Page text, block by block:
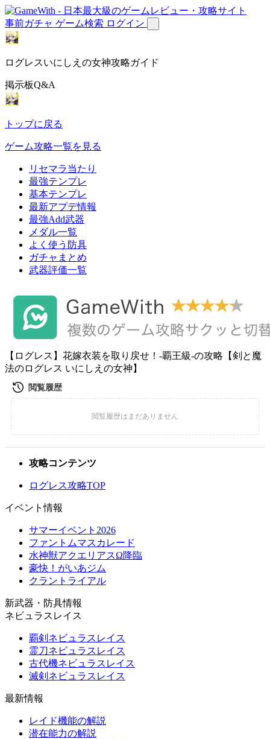
事前ガチャ ゲーム検索 ログイン
ログレスいにしえの女神攻略ガイド
掲示板Q&A
トップに戻る
ゲーム攻略一覧を見る
リセマラ当たり
最強テンプレ
基本テンプレ
最新アプデ情報
最強Add武器
メダル一覧
よく使う防具
ガチャまとめ
武器評価一覧
【ログレス】花嫁衣装を取り戻せ！-覇王級-の攻略【剣と魔
法のログレス いにしえの女神】
攻略コンテンツ
ログレス攻略TOP
イベント情報
サマーイベント2026
ファントムマスカレード
水神獣アクエリアスΩ降臨
豪快！がいあジム
クラントライアル
新武器・防具情報
ネビュラスレイス
覇剣ネビュラスレイス
霊刀ネビュラスレイス
古代機ネビュラスレイス
滅剣ネビュラスレイス
最新情報
レイド機能の解説
潜在能力の解説